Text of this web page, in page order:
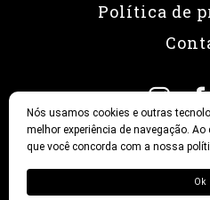
Política de
Nós usamos cookies e outras
melhor experiência de navegação.
que você concorda com a nossa
Ok